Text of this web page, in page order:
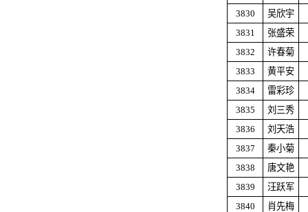
3830
吴欣宇
3831
张盛荣
3832
许春菊
3833
黄平安
3834
雷彩珍
3835
刘三秀
3836
刘天浩
3837
秦小菊
3838
唐文艳
3839
汪跃军
3840
肖先梅